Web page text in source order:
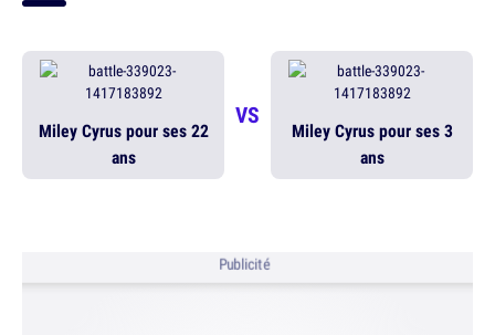
Miley Cyrus pour ses 22
ans
VS
Miley Cyrus pour ses 3
ans
Publicité